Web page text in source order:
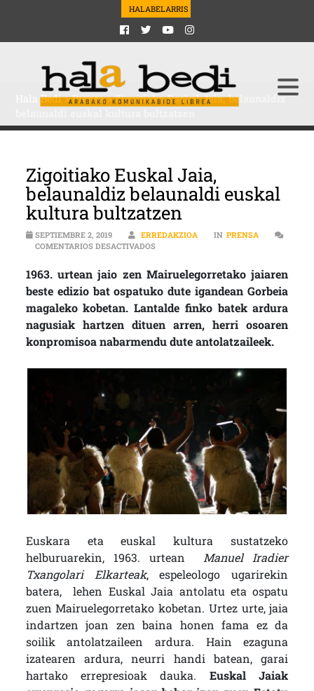
HALABELARRIS
Hala Bedi>Prensa>Zigoitiako Euskal Jaia, belaunaldiz
Zigoitiako Euskal Jaia,
belaunaldiz belaunaldi euskal
kultura bultzatzen
SEPTIEMBRE 2, 2019 ERREDAKZIOA IN PRENSA
COMENTARIOS DESACTIVADOSEN ZIGOITIAKO EUSKAL JAIA,
1963. urtean jaio zen Mairuelegorretako jaiaren
beste edizio bat ospatuko dute igandean Gorbeia
magaleko kobetan. Lantalde finko batek ardura
nagusiak hartzen dituen arren, herri osoaren
konpromisoa nabarmendu dute antolatzaileek.
Euskara eta euskal kultura sustatzeko
helburuarekin, 1963. urteanManuel Iradier
Txangolari Elkarteak, espeleologo ugarirekin
batera, lehen Euskal Jaia antolatu eta ospatu
zuen Mairuelegorretako kobetan. Urtez urte, jaia
indartzen joan zen baina honen fama ez da
soilik antolatzaileen ardura. Hain ezaguna
izatearen ardura, neurri handi batean, garai
hartako errepresioak dauka. Euskal Jaiak